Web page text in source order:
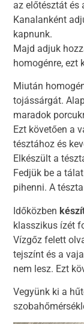
az előtésztát és
Kanalanként
kapnunk.
Majd adjuk
homogénre, ezt
Miután
tojássárgát.
maradok
Ezt követően a
tésztához és
Elkészült a
Fedjük be a
pihenni. A
Időközben
klasszikus ízét
Vízgőz felett
tejszínt és a
nem lesz. Ezt
Vegyünk ki a